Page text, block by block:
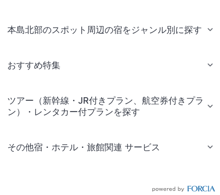
本島北部のスポット周辺の宿をジャンル別に探す
おすすめ特集
ツアー（新幹線・JR付きプラン、航空券付きプラ
ン）・レンタカー付プランを探す
その他宿・ホテル・旅館関連 サービス